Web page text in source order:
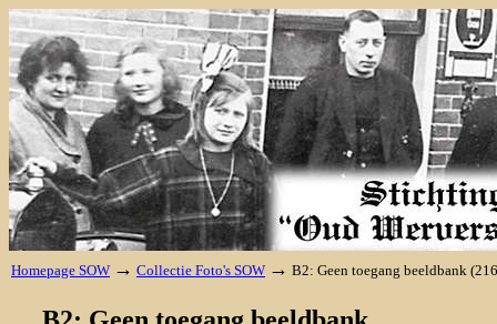
Homepage SOW → Collectie Foto's SOW → B2: Geen toegang beeldbank